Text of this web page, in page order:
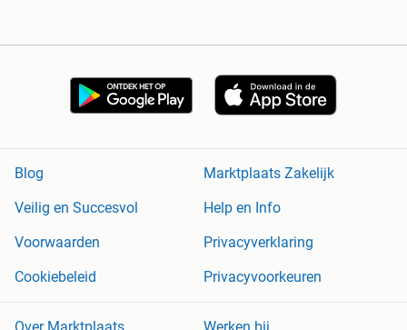
Blog
Marktplaats Zakelijk
Veilig en Succesvol
Help en Info
Voorwaarden
Privacyverklaring
Cookiebeleid
Privacyvoorkeuren